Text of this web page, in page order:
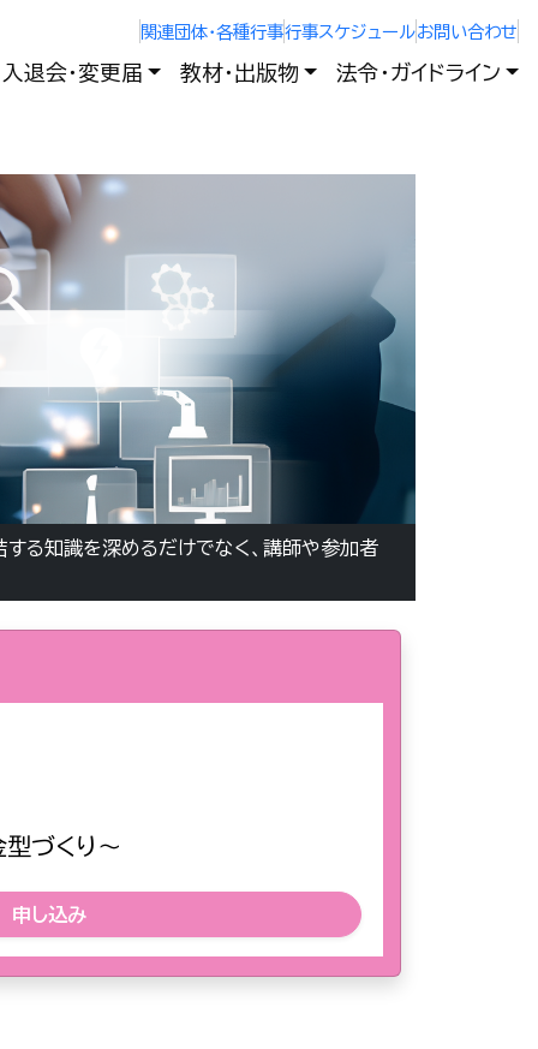
関連団体・各種行事行事スケジュールお問い合わせ
入退会・変更届 教材・出版物 法令・ガイドライン
る知識を深めるだけでなく、講師や参加者
づくり～
申し込み